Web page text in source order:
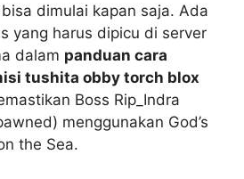
dimulai kapan saja. Ada
yang harus dipicu di server
dalam panduan cara
tushita obby torch blox
Boss Rip_Indra
menggunakan God’s
the Sea.